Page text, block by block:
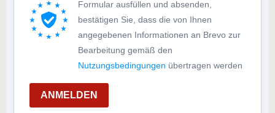
Formular ausfüllen und absenden,
bestätigen Sie, dass die von Ihnen
angegebenen Informationen an Brevo zur
Bearbeitung gemäß den
Nutzungsbedingungen übertragen werden
ANMELDEN